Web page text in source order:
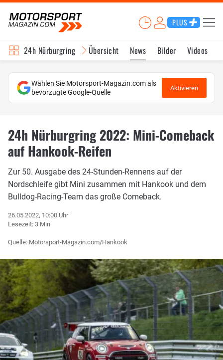
PLUS
24h Nürburgring Übersicht News Bilder Videos
Wählen Sie Motorsport-Magazin.com als
bevorzugte Google-Quelle
Aktivieren
24h Nürburgring 2022: Mini-Comeback
auf Hankook-Reifen
Zur 50. Ausgabe des 24-Stunden-Rennens auf der
Nordschleife gibt Mini zusammen mit Hankook und dem
Bulldog-Racing-Team das große Comeback.
26.05.2022, 10:00 Uhr
Lesezeit: 3 Min
Quelle: Motorsport-Magazin.com/Hankook